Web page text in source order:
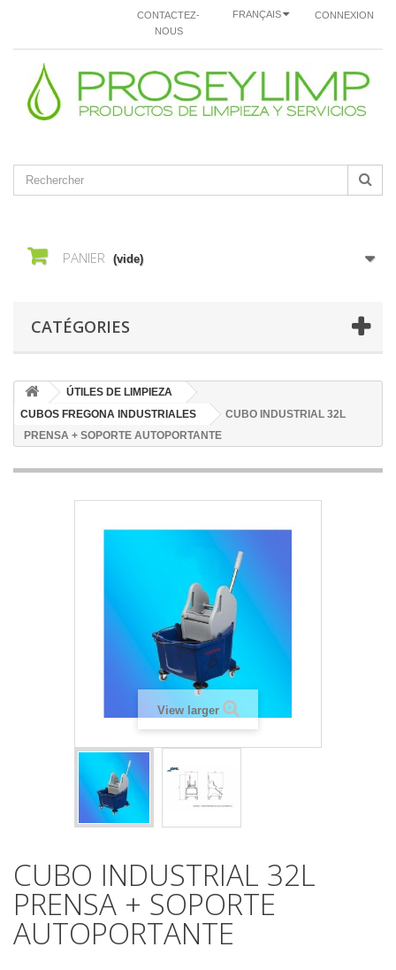
CONNEXION
FRANÇAIS
CONTACTEZ-
NOUS
PANIER (vide)
CATÉGORIES
ÚTILES DE LIMPIEZA
CUBOS FREGONA INDUSTRIALES
CUBO INDUSTRIAL 32L
PRENSA + SOPORTE AUTOPORTANTE
View larger
CUBO INDUSTRIAL 32L
PRENSA + SOPORTE
AUTOPORTANTE